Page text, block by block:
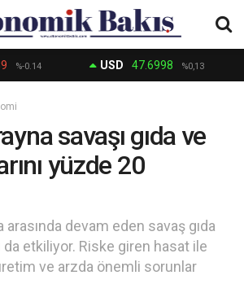
%-0.14 USD 47.6998 %0,13
savaşı gıda ve
yüzde 20
arasında devam eden savaş gıda
da etkiliyor. Riske giren hasat ile
ve arzda önemli sorunlar